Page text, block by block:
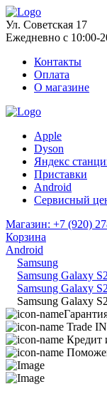
Ул. Советская 17
Ежедневно с 10:00-
Контакты
Оплата
О магазине
Apple
Dyson
Яндекс
Приставки
Android
Сервисный
Магазин: +7 (920)
Корзина
Android
Samsung
Samsung Galaxy
Samsung Galaxy
Samsung Galaxy
Trade IN
Кредит